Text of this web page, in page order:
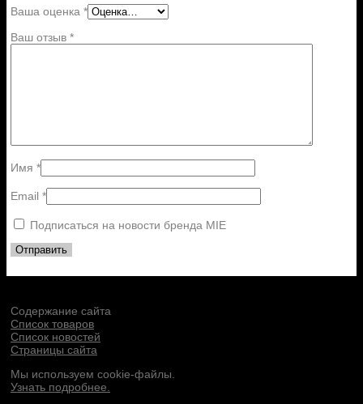
Ваша оценка *
Ваш отзыв *
Имя *
Email *
Подписаться на новости бренда MIE
Содержание сайта
Список товаров
Список новостей
Страницы сайта
Мы используем cookie-файлы.
Узнать подробнее.